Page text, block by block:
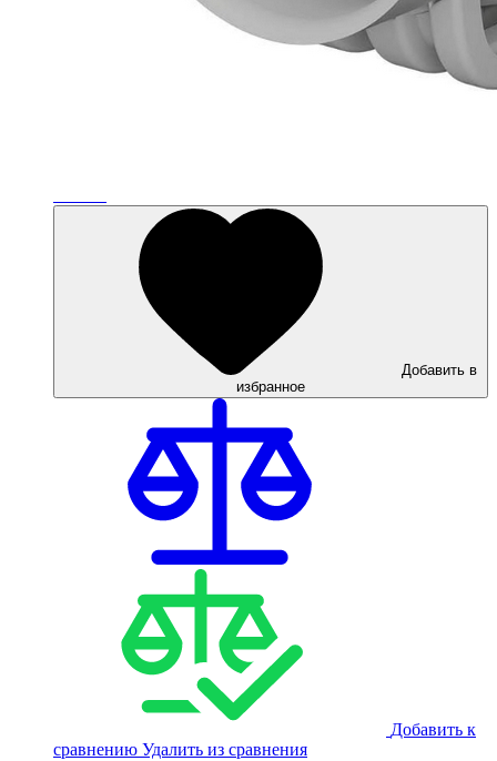
Добавить в
избранное
Добавить к
сравнению Удалить из сравнения